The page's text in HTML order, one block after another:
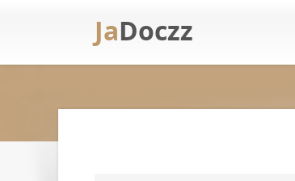
JaDoczz